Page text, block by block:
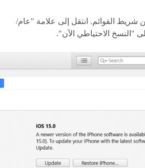
شريط القوائم. انتقل إلى علامة "عام/
"النسخ الاحتياطي الآن".